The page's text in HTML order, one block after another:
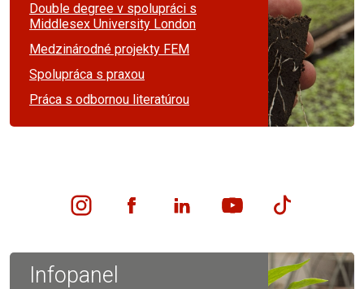
Double degree v spolupráci s
Middlesex University London
Medzinárodné projekty FEM
Spolupráca s praxou
Práca s odbornou literatúrou
Infopanel